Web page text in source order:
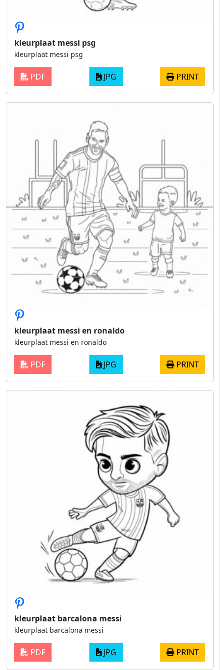
kleurplaat messi psg
kleurplaat messi psg
PDF JPG PRINT
kleurplaat messi en ronaldo
kleurplaat messi en ronaldo
PDF JPG PRINT
kleurplaat barcalona messi
kleurplaat barcalona messi
PDF JPG PRINT